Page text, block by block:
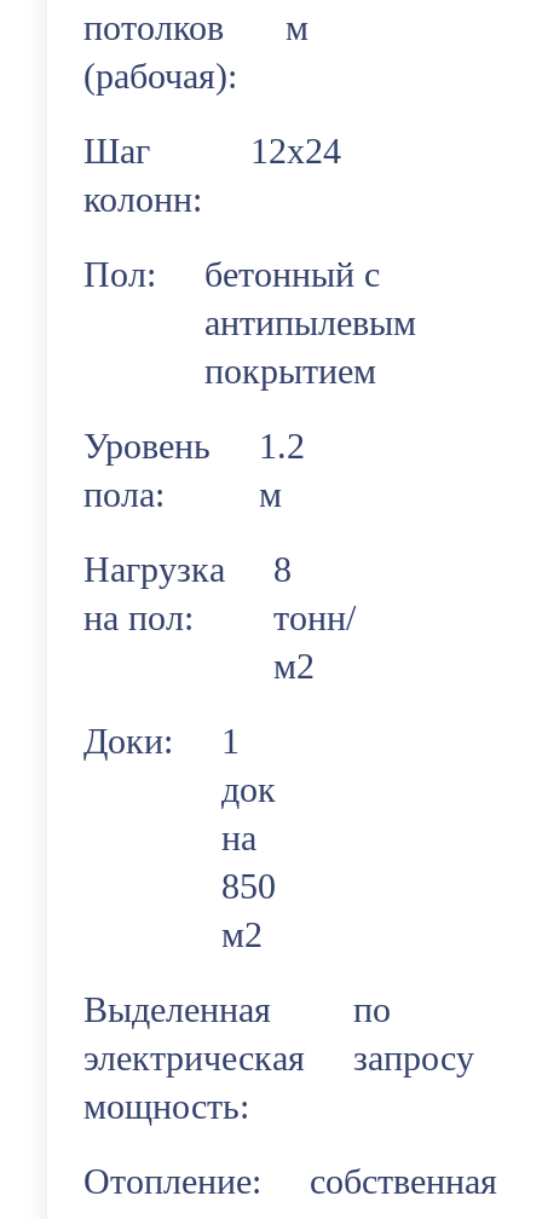
потолков
(рабочая):
м
Шаг
колонн:
12х24
Пол:
бетонный с
антипылевым
покрытием
Уровень
пола:
1.2
м
Нагрузка
на пол:
8
тонн/
м2
Доки:
1
док
на
850
м2
Выделенная
электрическая
мощность:
по
запросу
Отопление:
собственная